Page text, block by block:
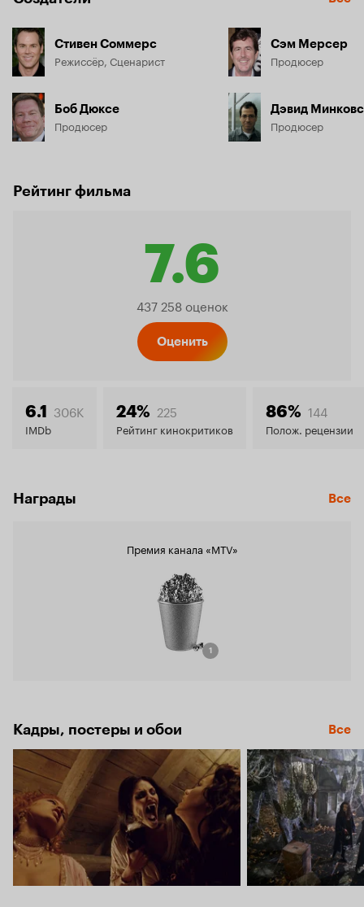
Стивен Соммерс
Режиссёр, Сценарист
Боб Дюксе
Продюсер
Сэм Мерсер
Продюсер
Дэвид
Продюсер
Рейтинг фильма
7.6
Рейтинг
7.6
437 258 оценок
Оценить
6.1 306K
IMDb
24% 225
Рейтинг кинокритиков
86% 144
Полож. рецензии
Награды Все
Премия канала «MTV»
1
Кадры, постеры и обои Все